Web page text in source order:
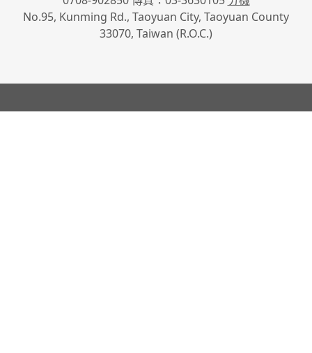
No.95, Kunming Rd., Taoyuan City, Taoyuan County
33070, Taiwan (R.O.C.)